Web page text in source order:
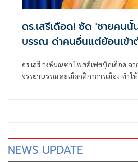
ดร.เสรีเดือด! ซัด 'ชายคนนั้
บรรณ ด่าคนอื่นแต่ย้อนเข้า
ดร.เสรี วงษ์มณฑา โพสต์เฟซบุ๊กเดือด จ
จรรยาบรรณ ละเมิดกติกาการเมือง ทำ
NEWS UPDATE